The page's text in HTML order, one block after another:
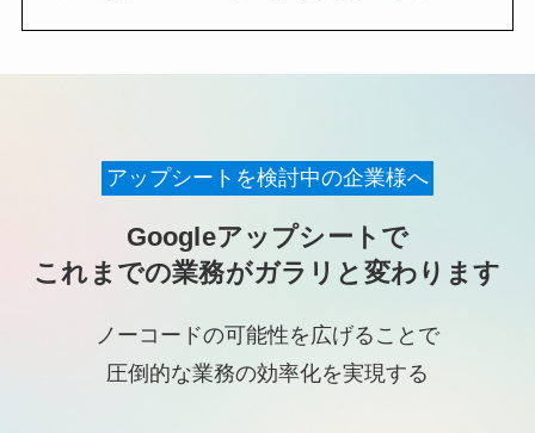
アップシートを検討中の企業様へ
Googleアップシートで
これまでの業務がガラリと変わります
ノーコードの可能性を広げることで
圧倒的な業務の効率化を実現する